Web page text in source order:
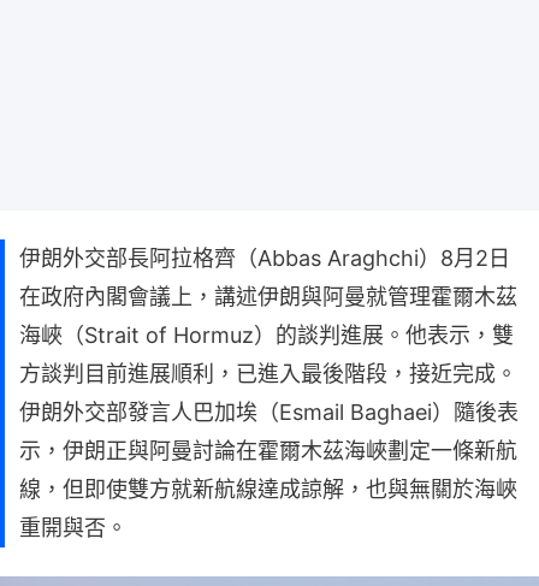
伊朗外交部長阿拉格齊（Abbas Araghchi）8月2日
在政府內閣會議上，講述伊朗與阿曼就管理霍爾木茲
海峽（Strait of Hormuz）的談判進展。他表示，雙
方談判目前進展順利，已進入最後階段，接近完成。
伊朗外交部發言人巴加埃（Esmail Baghaei）隨後表
示，伊朗正與阿曼討論在霍爾木茲海峽劃定一條新航
線，但即使雙方就新航線達成諒解，也與無關於海峽
重開與否。